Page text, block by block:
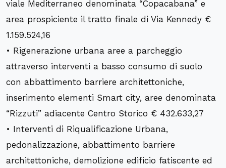
viale Mediterraneo denominata “Copacabana” e
area prospiciente il tratto finale di Via Kennedy €
1.159.524,16
• Rigenerazione urbana aree a parcheggio
attraverso interventi a basso consumo di suolo
con abbattimento barriere architettoniche,
inserimento elementi Smart city, aree denominata
“Rizzuti” adiacente Centro Storico € 432.633,27
• Interventi di Riqualificazione Urbana,
pedonalizzazione, abbattimento barriere
architettoniche, demolizione edificio fatiscente ed